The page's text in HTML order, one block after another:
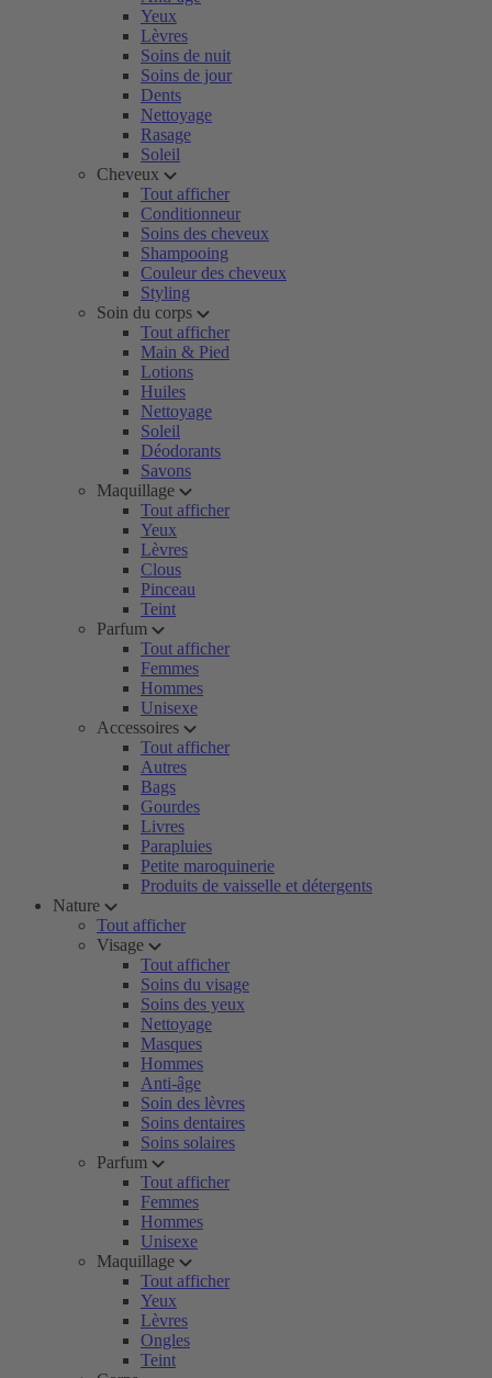
Yeux
Lèvres
Soins de nuit
Soins de jour
Dents
Nettoyage
Rasage
Soleil
Cheveux
Tout afficher
Conditionneur
Soins des cheveux
Shampooing
Couleur des cheveux
Styling
Soin du corps
Tout afficher
Main & Pied
Lotions
Huiles
Nettoyage
Soleil
Déodorants
Savons
Maquillage
Tout afficher
Yeux
Lèvres
Clous
Pinceau
Teint
Parfum
Tout afficher
Femmes
Hommes
Unisexe
Accessoires
Tout afficher
Autres
Bags
Gourdes
Livres
Parapluies
Petite maroquinerie
Produits de vaisselle et détergents
Nature
Tout afficher
Visage
Tout afficher
Soins du visage
Soins des yeux
Nettoyage
Masques
Hommes
Anti-âge
Soin des lèvres
Soins dentaires
Soins solaires
Parfum
Tout afficher
Femmes
Hommes
Unisexe
Maquillage
Tout afficher
Yeux
Lèvres
Ongles
Teint